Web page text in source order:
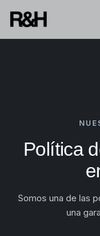
Política
Somos una de las
una